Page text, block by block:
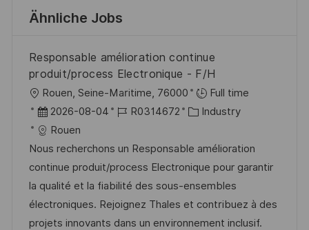
Ähnliche Jobs
Responsable amélioration continue
produit/process Electronique - F/H
O
r
t
Rouen, Seine-Maritime, 76000
Full time
D
a
t
u
m
d
e
2026-08-04
J
b
-
I
D
R0314672
K
t
e
g
o
r
Industry
Rouen
Nous recherchons un Responsable amélioration
continue produit/process Electronique pour garantir
la qualité et la fiabilité des sous-ensembles
électroniques. Rejoignez Thales et contribuez à des
projets innovants dans un environnement inclusif.